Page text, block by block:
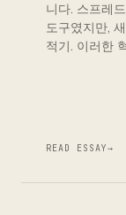
니다. 스프레
도구였지만,
적기. 이러한
READ ESSAY→